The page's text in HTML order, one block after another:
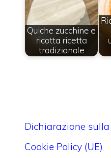
Quiche zucchine e
ricotta ricetta
tradizionale
Dichiarazione sulla
Cookie Policy (UE)